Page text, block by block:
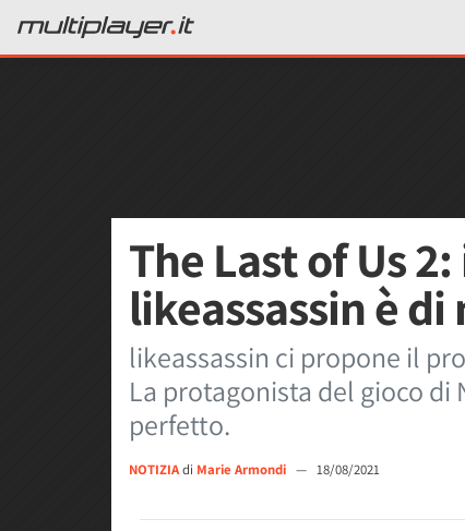
The Last of Us
likeassassin è
likeassassin ci propone il
La protagonista del gioco di
perfetto.
NOTIZIAdi Marie Armondi — 18/08/2021